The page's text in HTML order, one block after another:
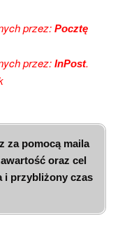
przez: Pocztę
przez: InPost.
za pomocą maila
oraz cel
i przybliżony czas